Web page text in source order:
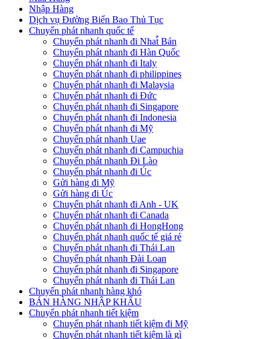
Nhập Hàng
Dịch vụ Đường Biển Bao Thủ Tục
Chuyển phát nhanh quốc tế
Chuyển phát nhanh đi Nhat̉̀ Bản
Chuyển phát nhanh đi Hàn Quốc
Chuyển phát nhanh đi Italy
Chuyển phát nhanh đi philippines
Chuyển phát nhanh đi Malaysia
Chuyển phát nhanh đi Đức
Chuyển phát nhanh đi Singapore
Chuyển phát nhanh đi Indonesia
Chuyển phát nhanh đi Mỹ
Chuyển phát nhanh Uae
Chuyển phát nhanh đi Campuchia
Chuyển phát nhanh Đi Lào
Chuyển phát nhanh đi Úc
Gửi hàng đi Mỹ
Gửi hàng đi Úc
Chuyển phát nhanh đi Anh - UK
Chuyển phát nhanh đi Canada
Chuyển phát nhanh đi HongHong
Chuyển phát nhanh quốc tế giá rẻ
Chuyển phát nhanh đi Thái Lan
Chuyển phát nhanh Đài Loan
Chuyển phát nhanh đi Singapore
Chuyển phát nhanh đi Thái Lan
Chuyển phát nhanh hàng khó
BÁN HÀNG NHẬP KHẨU
Chuyển phát nhanh tiết kiệm
Chuyển phát nhanh tiết kiệm đi Mỹ
Chuyển phát nhanh tiết kiệm là gì